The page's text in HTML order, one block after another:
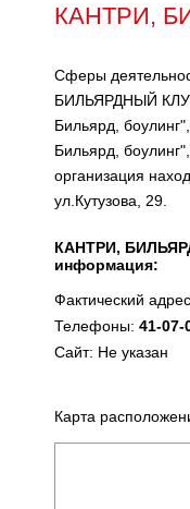
КАНТРИ,
Сферы
БИЛЬЯРДНЫЙ
Бильярд,
Бильярд,
организация
ул.Кутузова, 29.
КАНТРИ,
информация:
Фактический
Телефоны: 41-07-
Сайт: Не указан
Карта